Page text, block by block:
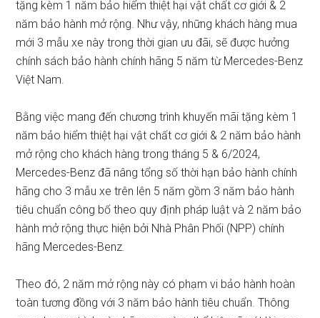
tặng kèm 1 năm bảo hiểm thiệt hại vật chất cơ giới & 2
năm bảo hành mở rộng. Như vậy, những khách hàng mua
mới 3 mẫu xe này trong thời gian ưu đãi, sẽ được hưởng
chính sách bảo hành chính hãng 5 năm từ Mercedes-Benz
Việt Nam.
Bằng việc mang đến chương trình khuyến mãi tặng kèm 1
năm bảo hiểm thiệt hại vật chất cơ giới & 2 năm bảo hành
mở rộng cho khách hàng trong tháng 5 & 6/2024,
Mercedes-Benz đã nâng tổng số thời hạn bảo hành chính
hãng cho 3 mẫu xe trên lên 5 năm gồm 3 năm bảo hành
tiêu chuẩn công bố theo quy định pháp luật và 2 năm bảo
hành mở rộng thực hiện bởi Nhà Phân Phối (NPP) chính
hãng Mercedes-Benz.
Theo đó, 2 năm mở rộng này có phạm vi bảo hành hoàn
toàn tương đồng với 3 năm bảo hành tiêu chuẩn. Thông